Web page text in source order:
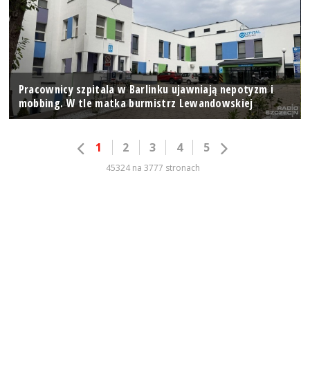
Pracownicy szpitala w Barlinku ujawniają nepotyzm i
mobbing. W tle matka burmistrz Lewandowskiej
1 2 3 4 5
45324 na 3777 stronach